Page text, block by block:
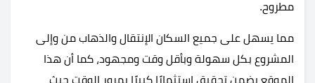
مطروح.
مما يسهل على جميع السكان الإنتقال والذهاب من وإلى
المشروع بكل سهولة وبأقل وقت ومجهود، كما أن هذا
الموقع يضمن تحقيق استثمارًا كبيرًا بمرور الوقت حيث